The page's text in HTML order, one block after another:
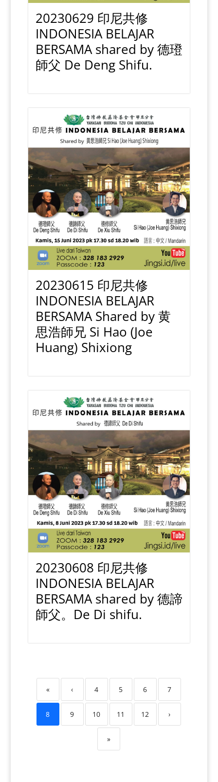
20230629 印尼共修
INDONESIA BELAJAR
BERSAMA shared by 德璒
師父 De Deng Shifu.
20230615 印尼共修
INDONESIA BELAJAR
BERSAMA Shared by 黄
思浩師兄 Si Hao (Joe
Huang) Shixiong
20230608 印尼共修
INDONESIA BELAJAR
BERSAMA shared by 德諦
師父。De Di shifu.
« ‹ 4 5 6 7
8 9 10 11 12 ›
»